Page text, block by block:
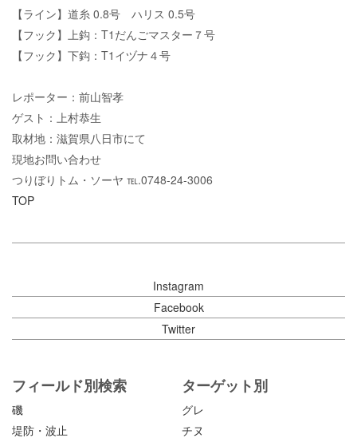
【ライン】道糸 0.8号 ハリス 0.5号
【フック】上鈎：T1だんごマスター７号
【フック】下鈎：T1イヅナ４号
レポーター：前山智孝
ゲスト：上村恭生
取材地：滋賀県八日市にて
現地お問い合わせ
つりぼりトム・ソーヤ ℡.0748-24-3006
TOP
Instagram
Facebook
Twitter
フィールド別検索
磯
堤防・波止
ターゲット別
グレ
チヌ